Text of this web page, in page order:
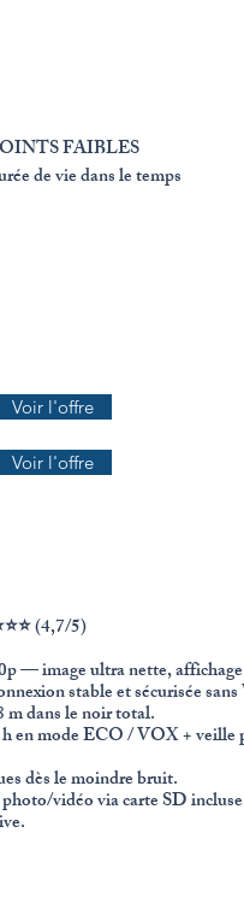
FAIBLES
de vie dans le temps
Voir l'offre
Voir l'offre
(4,7/5)
— image ultra nette,
stable et sécurisée
m dans le noir total.
en mode ECO / VOX + veille
dès le moindre bruit.
vidéo via carte SD